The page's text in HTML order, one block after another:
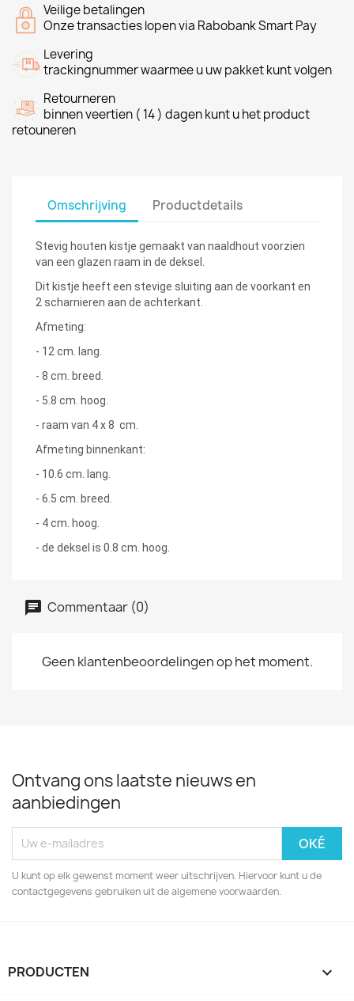
Veilige betalingen
Onze transacties lopen via Rabobank Smart Pay
Levering
trackingnummer waarmee u uw pakket kunt volgen
Retourneren
binnen veertien ( 14 ) dagen kunt u het product
retouneren
Omschrijving Productdetails
Stevig houten kistje gemaakt van naaldhout voorzien
van een glazen raam in de deksel.
Dit kistje heeft een stevige sluiting aan de voorkant en
2 scharnieren aan de achterkant.
Afmeting:
- 12 cm. lang.
- 8 cm. breed.
- 5.8 cm. hoog.
- raam van 4 x 8 cm.
Afmeting binnenkant:
- 10.6 cm. lang.
- 6.5 cm. breed.
- 4 cm. hoog.
- de deksel is 0.8 cm. hoog.
Commentaar (0)
Geen klantenbeoordelingen op het moment.
Ontvang ons laatste nieuws en
aanbiedingen
U kunt op elk gewenst moment weer uitschrijven. Hiervoor kunt u de
contactgegevens gebruiken uit de algemene voorwaarden.
PRODUCTEN 